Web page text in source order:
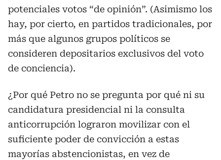
potenciales votos “de opinión”. (Asimismo los
hay, por cierto, en partidos tradicionales, por
más que algunos grupos políticos se
consideren depositarios exclusivos del voto
de conciencia).
¿Por qué Petro no se pregunta por qué ni su
candidatura presidencial ni la consulta
anticorrupción lograron movilizar con el
suficiente poder de convicción a estas
mayorías abstencionistas, en vez de